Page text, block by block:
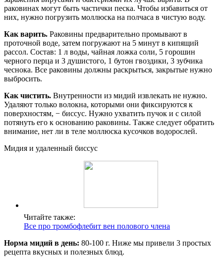
раковинах могут быть частички песка. Чтобы избавиться от
них, нужно погрузить моллюска на полчаса в чистую воду.
Как варить. Раковины предварительно промывают в
проточной воде, затем погружают на 5 минут в кипящий
рассол. Состав: 1 л воды, чайная ложка соли, 5 горошин
черного перца и 3 душистого, 1 бутон гвоздики, 3 зубчика
чеснока. Все раковины должны раскрыться, закрытые нужно
выбросить.
Как чистить. Внутренности из мидий извлекать не нужно.
Удаляют только волокна, которыми они фиксируются к
поверхностям, − биссус. Нужно ухватить пучок и с силой
потянуть его к основанию раковины. Также следует обратить
внимание, нет ли в теле моллюска кусочков водорослей.
Мидия и удаленный биссус
Читайте также:
Все про тромбофлебит вен полового члена
Норма мидий в день: 80-100 г. Ниже мы привели 3 простых
рецепта вкусных и полезных блюд.